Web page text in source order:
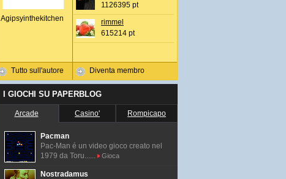
Agipsyinthekitchen
Tutto sull'autore
1126395 pt
rimmel
615214 pt
Diventa membro
I GIOCHI SU PAPERBLOG
Arcade Casino' Rompicapo
Pacman
Pac-Man é un video gioco creato nel
1979 da Toru......
Gioca
Nostradamus